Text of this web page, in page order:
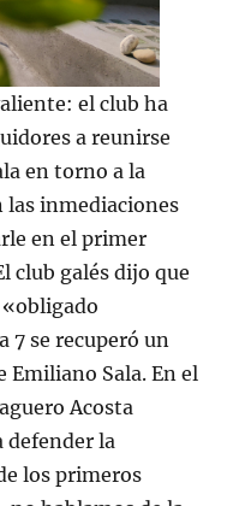
el club ha
a reunirse
en torno a la
las inmediaciones
en el primer
club galés dijo que
7 se recuperó un
Emiliano Sala. En el
Acosta
defender la
los primeros